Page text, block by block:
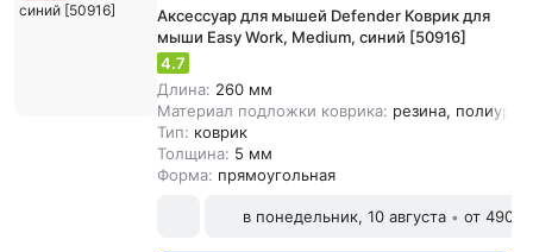
Аксессуар для мышей Defender Коврик для
мыши Easy Work, Medium, синий [50916]
4.7
Длина: 260 мм
Материал подложки коврика: резина,
Тип: коврик
Толщина: 5 мм
Форма: прямоугольная
в понедельник, 10 августа • от 490 ₽